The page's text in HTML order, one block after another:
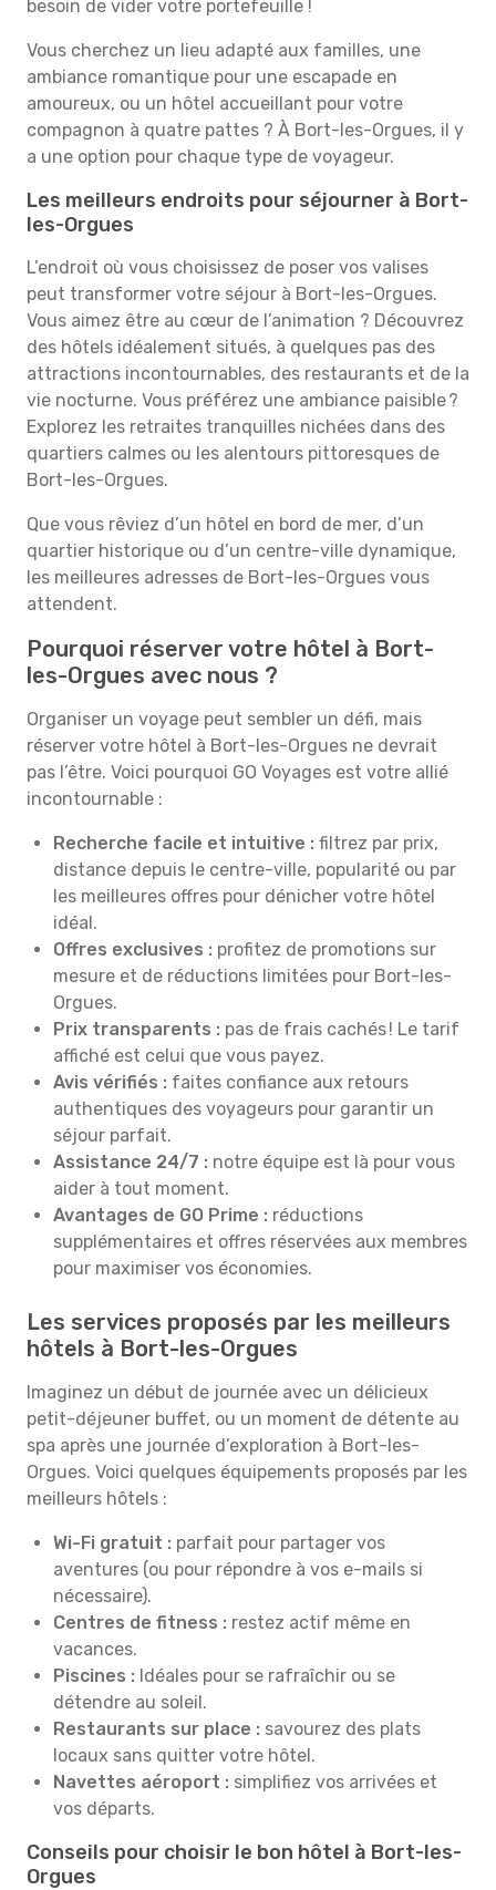
besoin de vider votre portefeuille !
Vous cherchez un lieu adapté aux familles, une
ambiance romantique pour une escapade en
amoureux, ou un hôtel accueillant pour votre
compagnon à quatre pattes ? À Bort-les-Orgues, il y
a une option pour chaque type de voyageur.
Les meilleurs endroits pour séjourner à Bort-
les-Orgues
L’endroit où vous choisissez de poser vos valises
peut transformer votre séjour à Bort-les-Orgues.
Vous aimez être au cœur de l’animation ? Découvrez
des hôtels idéalement situés, à quelques pas des
attractions incontournables, des restaurants et de la
vie nocturne. Vous préférez une ambiance paisible ?
Explorez les retraites tranquilles nichées dans des
quartiers calmes ou les alentours pittoresques de
Bort-les-Orgues.
Que vous rêviez d’un hôtel en bord de mer, d’un
quartier historique ou d’un centre-ville dynamique,
les meilleures adresses de Bort-les-Orgues vous
attendent.
Pourquoi réserver votre hôtel à Bort-
les-Orgues avec nous ?
Organiser un voyage peut sembler un défi, mais
réserver votre hôtel à Bort-les-Orgues ne devrait
pas l’être. Voici pourquoi GO Voyages est votre allié
incontournable :
Recherche facile et intuitive : filtrez par prix,
distance depuis le centre-ville, popularité ou par
les meilleures offres pour dénicher votre hôtel
idéal.
Offres exclusives : profitez de promotions sur
mesure et de réductions limitées pour Bort-les-
Orgues.
Prix transparents : pas de frais cachés ! Le tarif
affiché est celui que vous payez.
Avis vérifiés : faites confiance aux retours
authentiques des voyageurs pour garantir un
séjour parfait.
Assistance 24/7 : notre équipe est là pour vous
aider à tout moment.
Avantages de GO Prime : réductions
supplémentaires et offres réservées aux membres
pour maximiser vos économies.
Les services proposés par les meilleurs
hôtels à Bort-les-Orgues
Imaginez un début de journée avec un délicieux
petit-déjeuner buffet, ou un moment de détente au
spa après une journée d’exploration à Bort-les-
Orgues. Voici quelques équipements proposés par les
meilleurs hôtels :
Wi-Fi gratuit : parfait pour partager vos
aventures (ou pour répondre à vos e-mails si
nécessaire).
Centres de fitness : restez actif même en
vacances.
Piscines : Idéales pour se rafraîchir ou se
détendre au soleil.
Restaurants sur place : savourez des plats
locaux sans quitter votre hôtel.
Navettes aéroport : simplifiez vos arrivées et
vos départs.
Conseils pour choisir le bon hôtel à Bort-les-
Orgues